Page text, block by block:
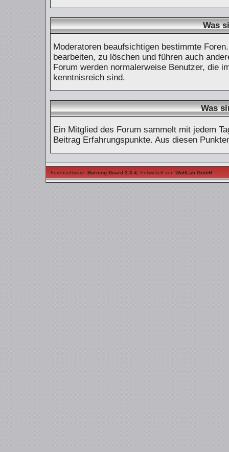
Was
Moderatoren beaufsichtigen bestimmte
bearbeiten, zu löschen und führen auch
Forum werden normalerweise Benutzer, die
kenntnisreich sind.
Was
Ein Mitglied des Forum sammelt mit jedem
Beitrag Erfahrungspunkte. Aus diesen
Forensoftware: Burning Board 2.3.4 Entwickelt von WoltLab GmbH